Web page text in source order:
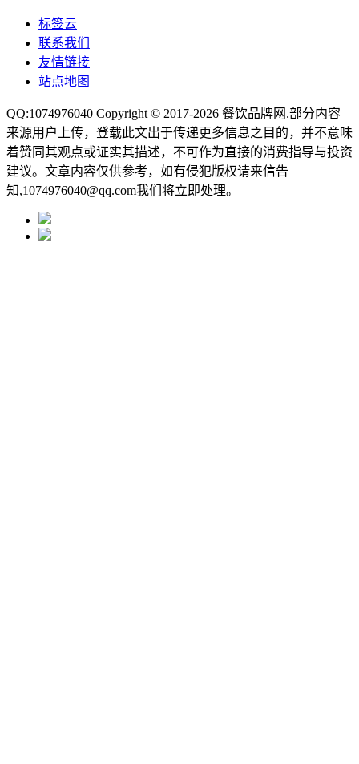
标签云
联系我们
友情链接
站点地图
QQ:1074976040 Copyright © 2017-2026 餐饮品牌网 .部分内容
来源用户上传，登载此文出于传递更多信息之目的，并不意味
着赞同其观点或证实其描述，不可作为直接的消费指导与投资
建议。文章内容仅供参考，如有侵犯版权请来信告
知,1074976040@qq.com我们将立即处理。